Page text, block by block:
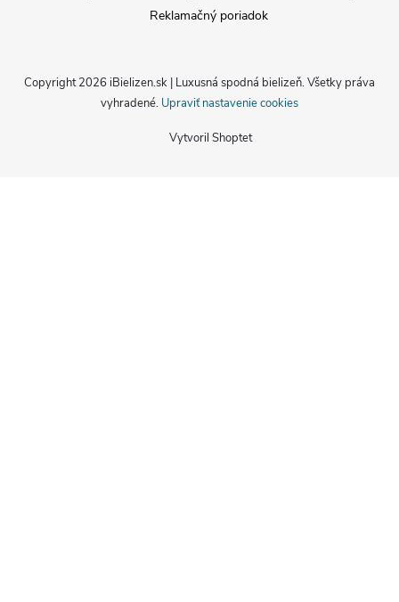
Reklamačný poriadok
Vytvoril Shoptet
Copyright 2026 iBielizen.sk | Luxusná spodná bielizeň. Všetky práva
vyhradené. Upraviť nastavenie cookies